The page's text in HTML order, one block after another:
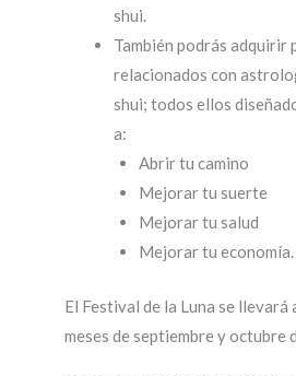
shui.
También podrás adquirir
relacionados con
shui; todos ellos
a:
Abrir tu camino
Mejorar tu suerte
Mejorar tu salud
Mejorar tu economía.
El Festival de la Luna se llevará
meses de septiembre y octubre